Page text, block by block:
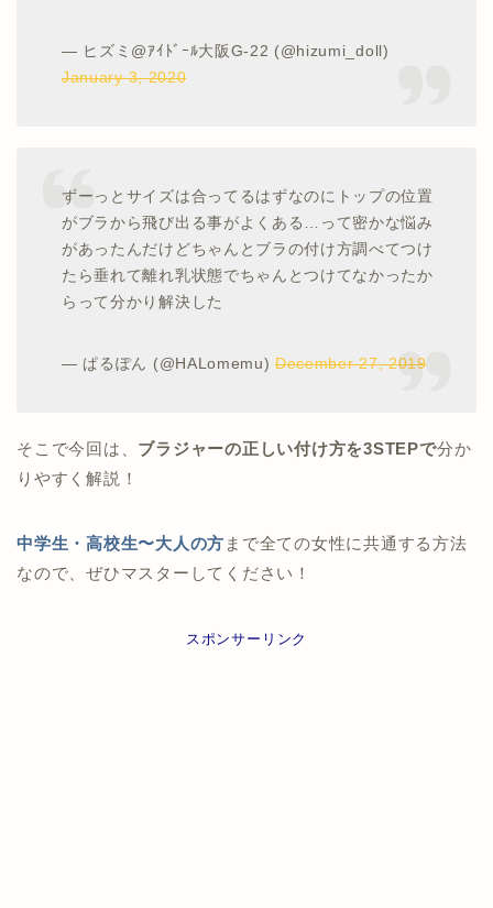
— ヒズミ@ｱｲﾄﾞｰﾙ大阪G-22 (@hizumi_doll)
January 3, 2020
ずーっとサイズは合ってるはずなのにトップの位置
がブラから飛び出る事がよくある…って密かな悩み
があったんだけどちゃんとブラの付け方調べてつけ
たら垂れて離れ乳状態でちゃんとつけてなかったか
らって分かり解決した
— ぱるぽん (@HALomemu)December 27, 2019
そこで今回は、 ブラジャーの正しい付け方を3STEPで分か
りやすく解説！
中学生・高校生〜大人の方 まで全ての女性に共通する方法
なので、ぜひマスターしてください！
スポンサーリンク